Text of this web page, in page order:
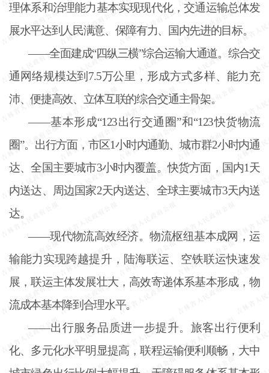
理体系和治理能力基本实现现代化，交通运输总体发
展水平达到人民满意、保障有力、国内先进的目标。
——全面建成“四纵三横”综合运输大通道。综合交
通网络规模达到7.5万公里，形成方式多样、能力充
沛、便捷高效、立体互联的综合交通主骨架。
——基本形成“123出行交通圈”和“123快货物流
圈”。出行方面，市区1小时内通勤、城市群2小时内通
达、全国主要城市3小时内覆盖。快货方面，国内1天
内送达、周边国家2天内送达、全球主要城市3天内送
达。
——现代物流高效经济。物流枢纽基本成网，运
输能力实现跨越提升，陆海联运、空铁联运快速发
展，联运主体发展壮大，高效寄递体系基本形成，物
流成本基本降到合理水平。
——出行服务品质进一步提升。旅客出行便利
化、多元化水平明显提高，联程运输便利顺畅，大中